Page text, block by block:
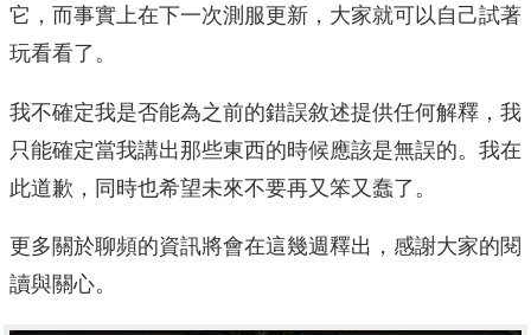
它，而事實上在下一次測服更新，大家就可以自己試著
玩看看了。
我不確定我是否能為之前的錯誤敘述提供任何解釋，我
只能確定當我講出那些東西的時候應該是無誤的。我在
此道歉，同時也希望未來不要再又笨又蠢了。
更多關於聊頻的資訊將會在這幾週釋出，感謝大家的閱
讀與關心。